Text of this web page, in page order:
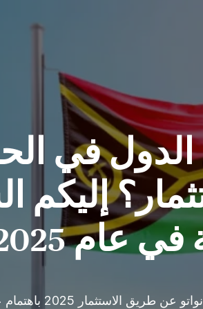
الدول في
إليكم
عام 2025
من بين البرامج المختلفة